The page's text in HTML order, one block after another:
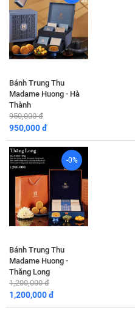
Bánh Trung Thu
Madame Huong - Hà
Thành
950,000 đ
950,000 đ
-0%
Bánh Trung Thu
Madame Huong -
Thăng Long
1,200,000 đ
1,200,000 đ